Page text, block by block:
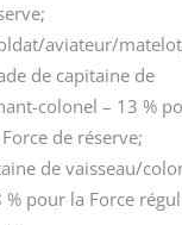
aviateur/
de capitaine de
colonel – 13 %
de réserve;
de vaisseau/
%pour la Force